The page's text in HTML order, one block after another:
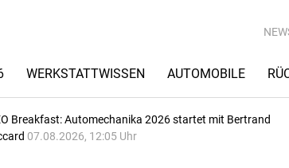
WERKSTATTWISSEN AUTOMOBILE
Breakfast: Automechanika 2026 startet mit Bertrand
07.08.2026, 12:05 Uhr